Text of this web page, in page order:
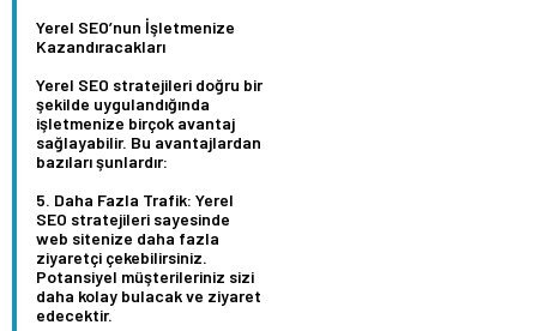
Yerel SEO’nun İşletmenize
Kazandıracakları
Yerel SEO stratejileri doğru bir
şekilde uygulandığında
işletmenize birçok avantaj
sağlayabilir. Bu avantajlardan
bazıları şunlardır:
Daha Fazla Trafik: Yerel
SEO stratejileri sayesinde
web sitenize daha fazla
ziyaretçi çekebilirsiniz.
Potansiyel müşterileriniz sizi
daha kolay bulacak ve ziyaret
edecektir.